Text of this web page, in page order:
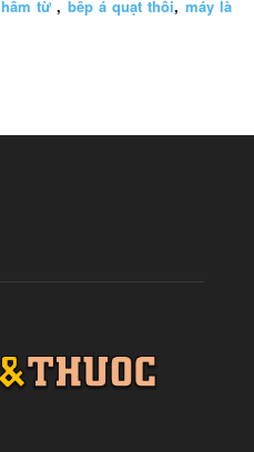
từ , bếp á quạt thổi, máy là